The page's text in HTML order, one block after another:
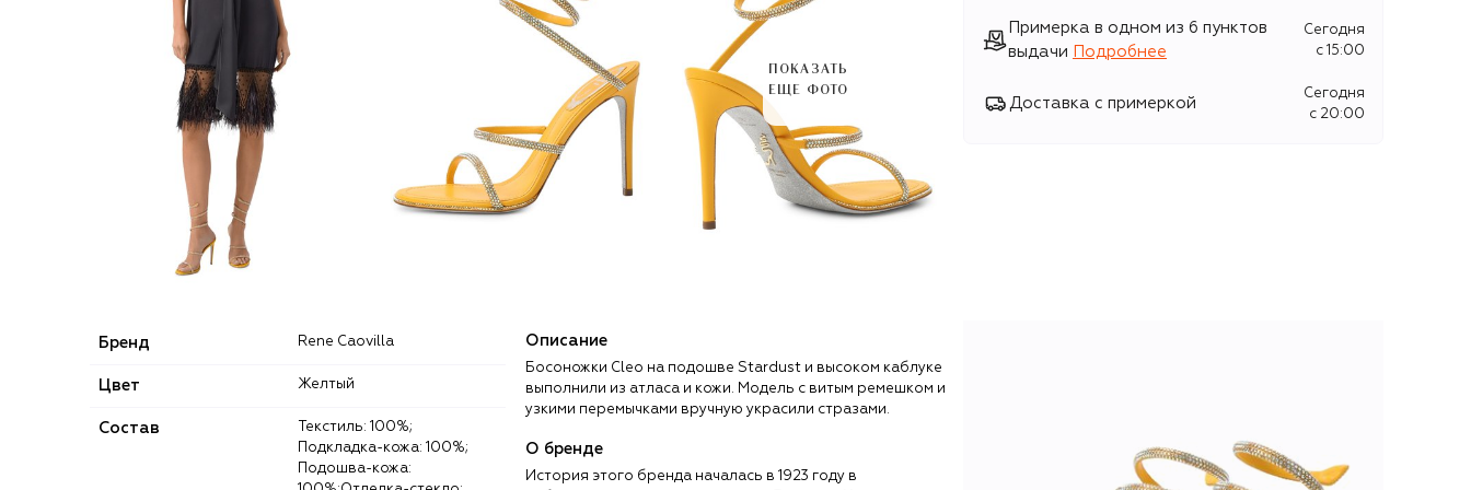
ПОКАЗАТЬ
ЕЩЕ ФОТО
Примерка в одном из 6 пунктов
выдачи
Подробнее
Сегодня
c 15:00
Доставка с примеркой
Сегодня
c 20:00
Бренд Rene Caovilla
Цвет Желтый
Состав
Подкладка-кожа: 100%;
Подошва-кожа:
Описание
Босоножки Cleo на подошве Stardust и высоком каблуке
выполнили из атласа и кожи. Модель с витым ремешком и
узкими перемычками вручную украсили стразами.
О бренде
История этого бренда началась в 1923 году в